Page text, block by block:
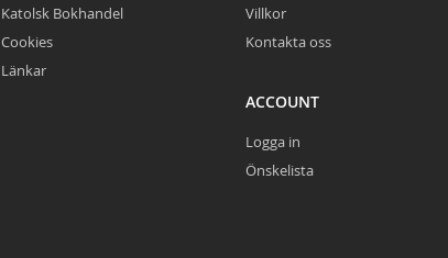
Katolsk Bokhandel
Cookies
Länkar
Villkor
Kontakta oss
ACCOUNT
Logga in
Önskelista